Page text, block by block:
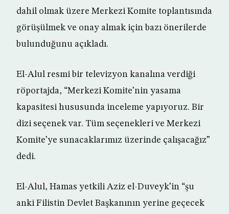
dahil olmak üzere Merkezi Komite toplantısında
görüşülmek ve onay almak için bazı önerilerde
bulunduğunu açıkladı.
El-Alul resmi bir televizyon kanalına verdiği
röportajda, “Merkezi Komite’nin yasama
kapasitesi hususunda inceleme yapıyoruz. Bir
dizi seçenek var. Tüm seçenekleri ve Merkezi
Komite’ye sunacaklarımız üzerinde çalışacağız”
dedi.
El-Alul, Hamas yetkili Aziz el-Duveyk’in “şu
anki Filistin Devlet Başkanının yerine geçecek